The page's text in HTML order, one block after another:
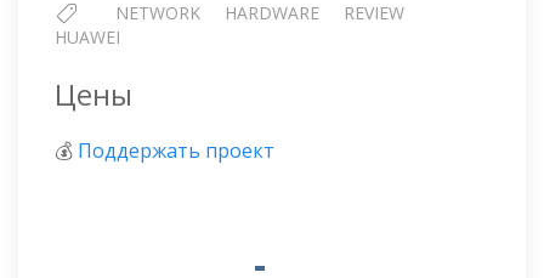
NETWORK HARDWARE
REVIEW
HUAWEI
Цены
💰 Поддержать проект